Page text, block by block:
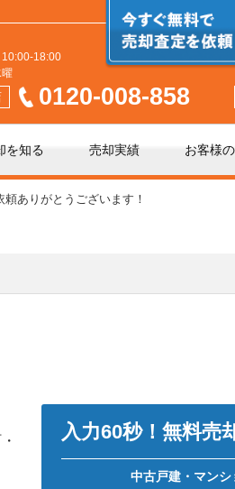
10:00-18:00
曜
0120-008-858
を知る
時の諸費用
売却実績 お客様
ありがとうございます！
入力60秒！無料売
中古戸建・マンシ